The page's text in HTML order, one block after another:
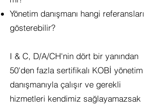
Yönetim danışmanı hangi referansları
gösterebilir?
I & C, D/A/CH'nin dört bir yanından
50'den fazla sertifikalı KOBİ yönetim
danışmanıyla çalışır ve gerekli
hizmetleri kendimiz sağlayamazsak